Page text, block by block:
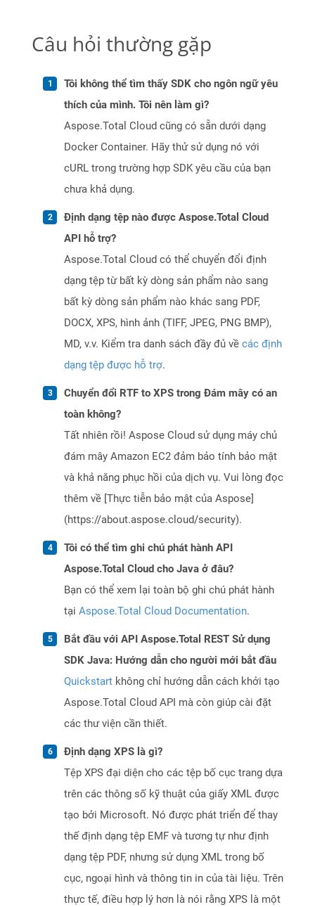
Câu hỏi thường gặp
Tôi không thể tìm thấy SDK cho ngôn ngữ yêu
thích của mình. Tôi nên làm gì?
Aspose.Total Cloud cũng có sẵn dưới dạng
Docker Container. Hãy thử sử dụng nó với
cURL trong trường hợp SDK yêu cầu của bạn
chưa khả dụng.
Định dạng tệp nào được Aspose.Total Cloud
API hỗ trợ?
Aspose.Total Cloud có thể chuyển đổi định
dạng tệp từ bất kỳ dòng sản phẩm nào sang
bất kỳ dòng sản phẩm nào khác sang PDF,
DOCX, XPS, hình ảnh (TIFF, JPEG, PNG BMP),
MD, v.v. Kiểm tra danh sách đầy đủ về các định
dạng tệp được hỗ trợ.
Chuyển đổi RTF to XPS trong Đám mây có an
toàn không?
Tất nhiên rồi! Aspose Cloud sử dụng máy chủ
đám mây Amazon EC2 đảm bảo tính bảo mật
và khả năng phục hồi của dịch vụ. Vui lòng đọc
thêm về [Thực tiễn bảo mật của Aspose]
(https://about.aspose.cloud/security).
Tôi có thể tìm ghi chú phát hành API
Aspose.Total Cloud cho Java ở đâu?
Bạn có thể xem lại toàn bộ ghi chú phát hành
tại Aspose.Total Cloud Documentation.
Bắt đầu với API Aspose.Total REST Sử dụng
SDK Java: Hướng dẫn cho người mới bắt đầu
Quickstart không chỉ hướng dẫn cách khởi tạo
Aspose.Total Cloud API mà còn giúp cài đặt
các thư viện cần thiết.
Định dạng XPS là gì?
Tệp XPS đại diện cho các tệp bố cục trang dựa
trên các thông số kỹ thuật của giấy XML được
tạo bởi Microsoft. Nó được phát triển để thay
thế định dạng tệp EMF và tương tự như định
dạng tệp PDF, nhưng sử dụng XML trong bố
cục, ngoại hình và thông tin in của tài liệu. Trên
thực tế, điều hợp lý hơn là nói rằng XPS là một